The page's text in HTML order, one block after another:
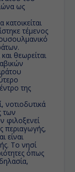
ως
τέμενος
θεωρείται
της
νοτιοδυτικά
των
φιλοξενεί
περιαγωγής,
είναι
Το νησί
όπως